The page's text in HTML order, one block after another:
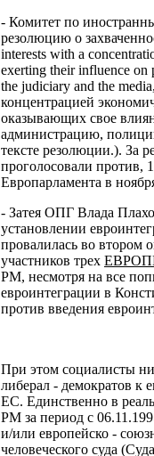
- Комитет по
резолюцию о
interests with a
exerting their influence on
the judiciary and the
концентрацией
оказывающих свое
администрацию,
тексте резолюции.). За
проголосовали против,
Европарламента в
- Затея ОПГ Влада
установлении
провалилась во втором
участников трех
РМ, несмотря на все
евроинтеграции в
против введения
При этом социалисты
либерал - демократов к
ЕС. Единственно в
РМ за период с
и/или европейско -
человеческого суда